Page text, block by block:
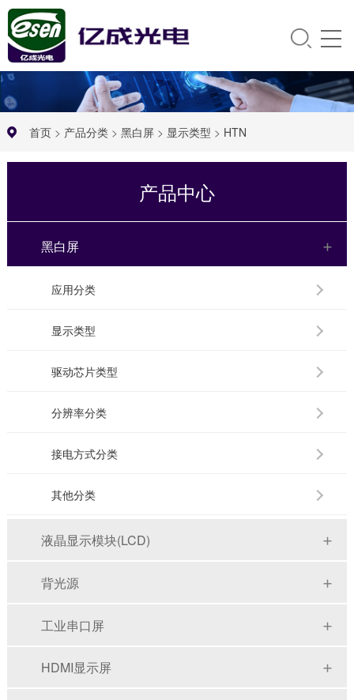
首页> 产品分类> 黑白屏> 显示类型 > HTN
产品中心
黑白屏
应用分类
显示类型
驱动芯片类型
分辨率分类
接电方式分类
其他分类
液晶显示模块(LCD)
背光源
工业串口屏
HDMI显示屏